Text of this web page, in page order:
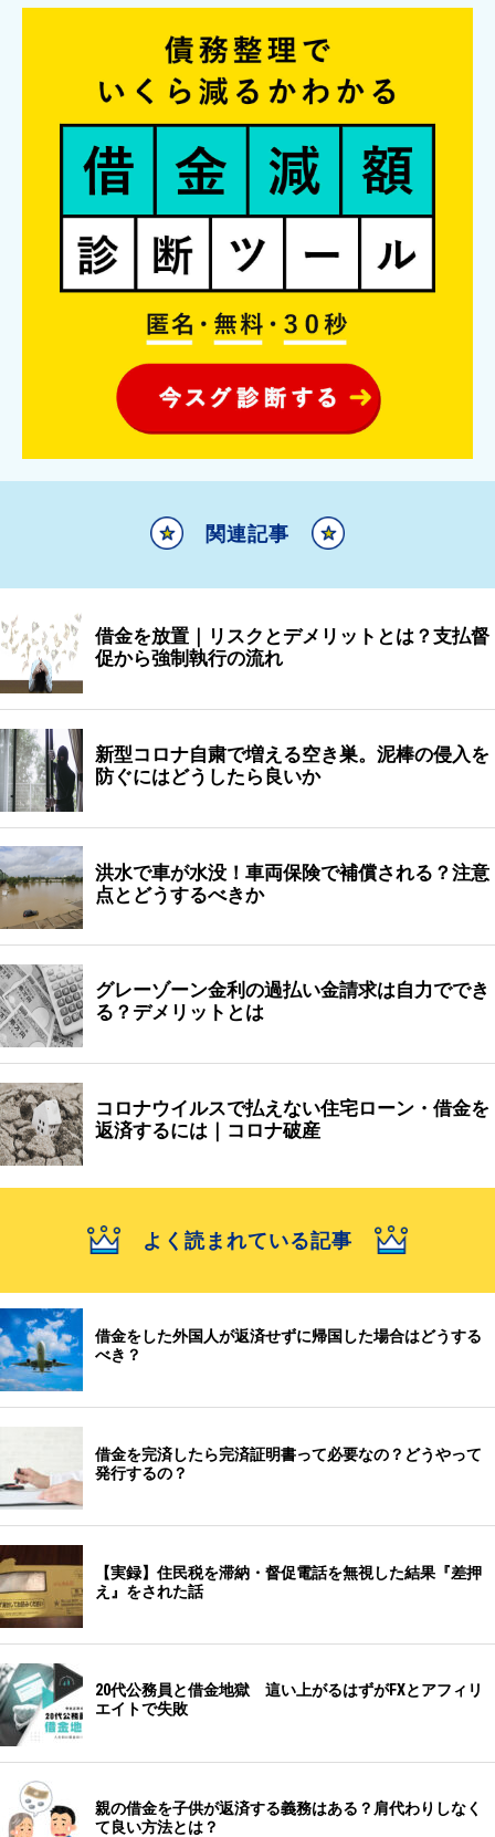
関連記事
借金を放置｜リスクとデメリットとは？支払督
促から強制執行の流れ
新型コロナ自粛で増える空き巣。泥棒の侵入を
防ぐにはどうしたら良いか
洪水で車が水没！車両保険で補償される？注意
点とどうするべきか
グレーゾーン金利の過払い金請求は自力ででき
る？デメリットとは
コロナウイルスで払えない住宅ローン・借金を
返済するには｜コロナ破産
よく読まれている記事